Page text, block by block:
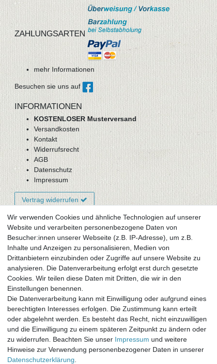
ZAHLUNGSARTEN
mehr Informationen
Besuchen sie uns auf
INFORMATIONEN
KOSTENLOSER Musterversand
Versandkosten
Kontakt
Widerrufsrecht
AGB
Datenschutz
Impressum
Vertrag widerrufen
Newsletter-Anmeldung
FAQ / Fragen
Mein Warenkorb
Mein Merkzettel
Mein Konto
UNSER LADENGESCHÄFT
Gottlieb-Daimler-Str. 10
33334 Gütersloh
ÖFFNUNGSZEITEN
Montag - Dienstag: 8.00 - 18.00 Uhr, Mittwoch Ruhetag,
Donnerstag: 8.00 - 18.00 Uhr, Freitag 8.00 - 14.00 Uhr
Wir verwenden Cookies und ähnliche Technologien auf unserer
Website und verarbeiten personenbezogene Daten von
Besucher:innen unserer Webseite (z.B. IP-Adresse), um z.B.
Inhalte und Anzeigen zu personalisieren, Medien von
Drittanbietern einzubinden oder Zugriffe auf unsere Website zu
analysieren. Die Datenverarbeitung erfolgt erst durch gesetzte
Cookies. Wir teilen diese Daten mit Dritten, die wir in den
Einstellungen benennen.
Die Datenverarbeitung kann mit Einwilligung oder aufgrund eines
berechtigten Interesses erfolgen. Die Zustimmung kann erteilt
oder abgelehnt werden. Es besteht das Recht, nicht einzuwilligen
und die Einwilligung zu einem späteren Zeitpunkt zu ändern oder
zu widerrufen. Beachten Sie unser Impressum und weitere
Hinweise zur Verwendung personenbezogener Daten in unserer
Daten­schutz­erklärung